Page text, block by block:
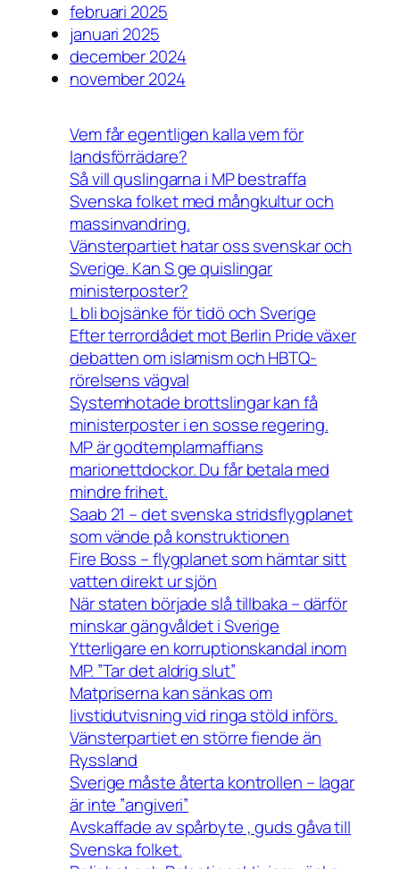
februari 2025
januari 2025
december 2024
november 2024
Vem får egentligen kalla vem för
landsförrädare?
Så vill quslingarna i MP bestraffa
Svenska folket med mångkultur och
massinvandring.
Vänsterpartiet hatar oss svenskar och
Sverige. Kan S ge quislingar
ministerposter?
L bli bojsänke för tidö och Sverige
Efter terrordådet mot Berlin Pride växer
debatten om islamism och HBTQ-
rörelsens vägval
Systemhotade brottslingar kan få
ministerposter i en sosse regering.
MP är godtemplarmaffians
marionettdockor. Du får betala med
mindre frihet.
Saab 21 – det svenska stridsflygplanet
som vände på konstruktionen
Fire Boss – flygplanet som hämtar sitt
vatten direkt ur sjön
När staten började slå tillbaka – därför
minskar gängvåldet i Sverige
Ytterligare en korruptionskandal inom
MP. ”Tar det aldrig slut”
Matpriserna kan sänkas om
livstidutvisning vid ringa stöld införs.
Vänsterpartiet en större fiende än
Ryssland
Sverige måste återta kontrollen – lagar
är inte ”angiveri”
Avskaffade av spårbyte , guds gåva till
Svenska folket.